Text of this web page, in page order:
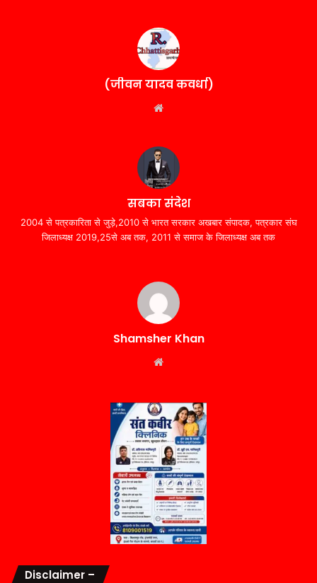
(जीवन यादव कवर्धा)
सबका संदेश
2004 से पत्रकारिता से जुड़े,2010 से भारत सरकार अखबार संपादक, पत्रकार संघ
जिलाध्यक्ष 2019,25से अब तक, 2011 से समाज के जिलाध्यक्ष अब तक
Shamsher Khan
Disclaimer –